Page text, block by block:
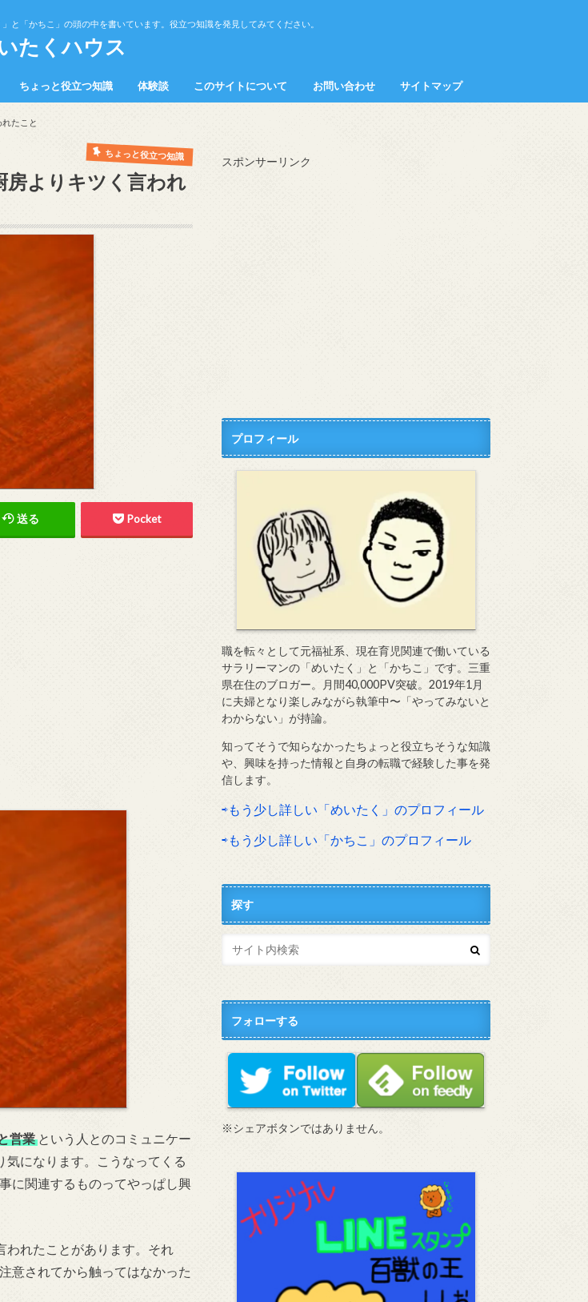
と「かちこ」の頭の中を書いています。役立つ知識を発見してみてください。
たくハウス
ちょっと役立つ知識 体験談 このサイトについて お問い合わせ サイトマップ
たこと
ちょっと役立つ知識
よりキツく言われ
送る Pocket
営業 という人とのコミュニケー
になります。こうなってくる
に関連するものってやっぱし興
れたことがあります。それ
意されてから触ってはなかった
スポンサーリンク
プロフィール
職を転々として元福祉系、現在育児関連で働いている
サラリーマンの「めいたく」と「かちこ」です。三重
県在住のブロガー。月間40,000PV突破。2019年1月
に夫婦となり楽しみながら執筆中〜「やってみないと
わからない」が持論。
知ってそうで知らなかったちょっと役立ちそうな知識
や、興味を持った情報と自身の転職で経験した事を発
信します。
⇨もう少し詳しい「めいたく」のプロフィール
⇨もう少し詳しい「かちこ」のプロフィール
探す
フォローする
※シェアボタンではありません。